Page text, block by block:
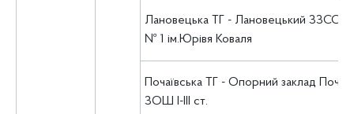
Лановецька ТГ - Лановецький ЗЗСО І-
№ 1 ім.Юрівя Коваля
Почаївська ТГ - Опорний заклад
ЗОШ І-ІІІ ст.